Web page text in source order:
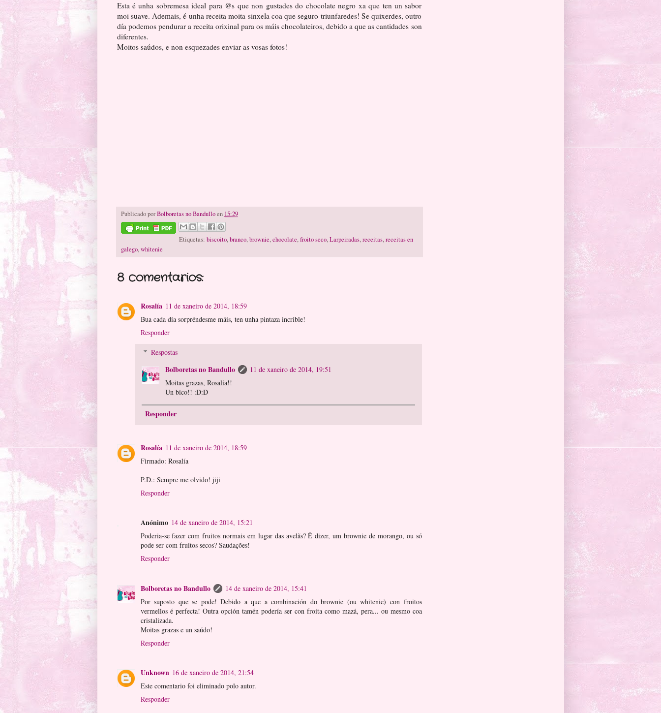
Esta é unha sobremesa ideal para @s que non gustades do chocolate negro xa que ten un sabor
moi suave. Ademais, é unha receita moita sinxela coa que seguro triunfaredes! Se quixerdes, outro
día podemos pendurar a receita orixinal para os máis chocolateiros, debido a que as cantidades son
diferentes.
Moitos saúdos, e non esquezades enviar as vosas fotos!
Publicado porBolboretas no Bandullo en 15:29
Etiquetas: biscoito,branco,brownie,chocolate,froito seco,Larpeiradas,receitas,receitas en
galego,whitenie
8 comentarios:
Rosalía 11 de xaneiro de 2014, 18:59
Bua cada día sorpréndesme máis, ten unha pintaza incrible!
Responder
Respostas
Bolboretas no Bandullo
11 de xaneiro de 2014, 19:51
Moitas grazas, Rosalía!!
Un bico!! :D:D
Responder
Rosalía 11 de xaneiro de 2014, 18:59
Firmado: Rosalía
P.D.: Sempre me olvido! jiji
Responder
Anónimo 14 de xaneiro de 2014, 15:21
Poderia-se fazer com fruitos normais em lugar das avelãs? É dizer, um brownie de morango, ou só
pode ser com fruitos secos? Saudações!
Responder
Bolboretas no Bandullo
14 de xaneiro de 2014, 15:41
Por suposto que se pode! Debido a que a combinación do brownie (ou whitenie) con froitos
vermellos é perfecta! Outra opción tamén podería ser con froita como mazá, pera... ou mesmo coa
cristalizada.
Moitas grazas e un saúdo!
Responder
Unknown 16 de xaneiro de 2014, 21:54
Este comentario foi eliminado polo autor.
Responder